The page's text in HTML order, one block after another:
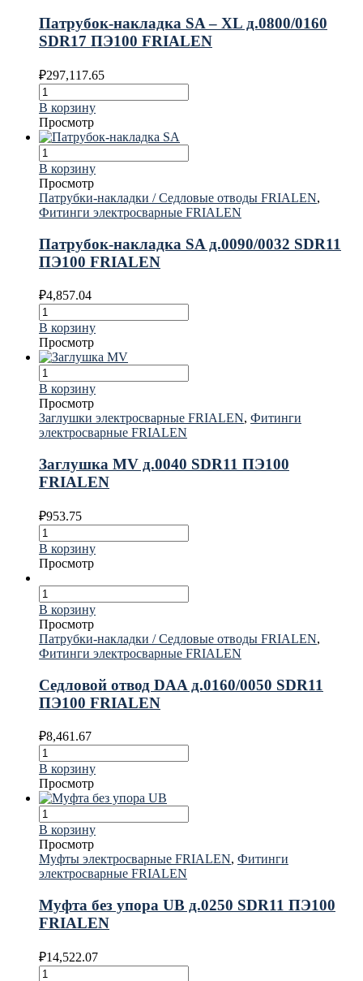
Патрубок-накладка SA – XL д.0800/0160
SDR17 ПЭ100 FRIALEN
₽297,117.65
В корзину
Просмотр
В корзину
Просмотр
Патрубки-накладки / Седловые отводы FRIALEN,
Фитинги электросварные FRIALEN
Патрубок-накладка SA д.0090/0032 SDR11
ПЭ100 FRIALEN
₽4,857.04
В корзину
Просмотр
В корзину
Просмотр
Заглушки электросварные FRIALEN, Фитинги
электросварные FRIALEN
Заглушка MV д.0040 SDR11 ПЭ100
FRIALEN
₽953.75
В корзину
Просмотр
В корзину
Просмотр
Патрубки-накладки / Седловые отводы FRIALEN,
Фитинги электросварные FRIALEN
Седловой отвод DAA д.0160/0050 SDR11
ПЭ100 FRIALEN
₽8,461.67
В корзину
Просмотр
В корзину
Просмотр
Муфты электросварные FRIALEN, Фитинги
электросварные FRIALEN
Муфта без упора UB д.0250 SDR11 ПЭ100
FRIALEN
₽14,522.07